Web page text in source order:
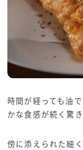
時間が経っても油
かな食感が続く驚き
傍に添えられた細